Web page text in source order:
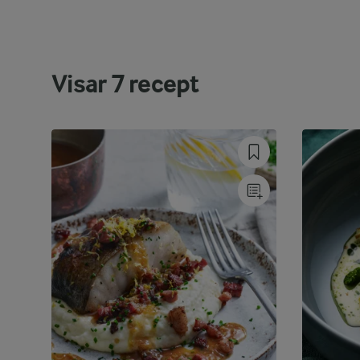
Visar7recept